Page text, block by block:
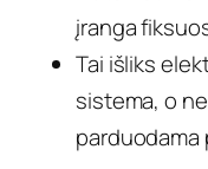
įranga
Tai išliks
sistema, o
parduodama